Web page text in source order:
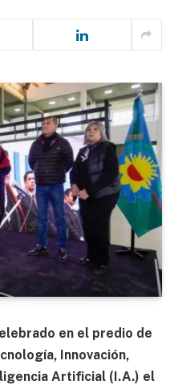
en el predio de
Innovación,
Artificial (I.A.) el